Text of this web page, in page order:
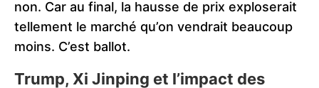
non. Car au final, la hausse de prix exploserait
tellement le marché qu’on vendrait beaucoup
moins. C’est ballot.
Trump, Xi Jinping et l’impact des